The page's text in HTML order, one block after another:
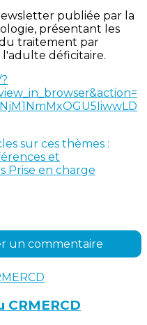
publiée par la
présentant les
traitement par
l'adulte déficitaire.
sur ces thèmes :
et
Prise en charge
un commentaire